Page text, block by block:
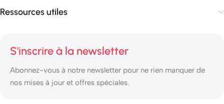
Ressources utiles
S'inscrire à la newsletter
Abonnez-vous à notre newsletter pour ne rien manquer de
nos mises à jour et offres spéciales.